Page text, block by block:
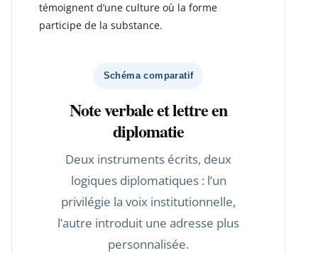
témoignent d’une culture où la forme
participe de la substance.
Schéma comparatif
Note verbale et lettre en
diplomatie
Deux instruments écrits, deux
logiques diplomatiques : l’un
privilégie la voix institutionnelle,
l’autre introduit une adresse plus
personnalisée.